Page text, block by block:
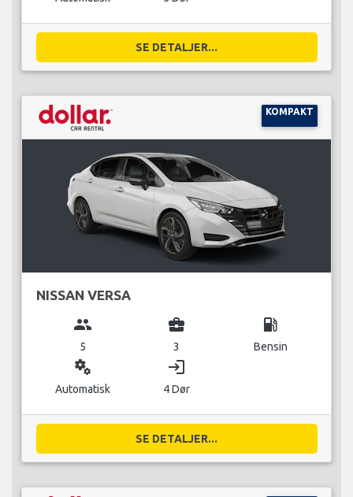
SE DETALJER...
KOMPAKT
NISSAN VERSA
group
5
business_center
3
local_gas_station
Bensin
miscellaneous_services
Automatisk
login
4 Dør
SE DETALJER...